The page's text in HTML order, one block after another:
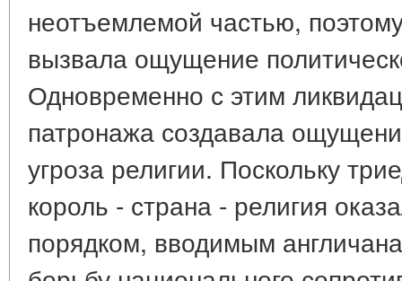
неотъемлемой частью,
вызвала ощущение
Одновременно с этим
патронажа создавала
угроза религии. Поскольку
король - страна - религия
порядком, вводимым